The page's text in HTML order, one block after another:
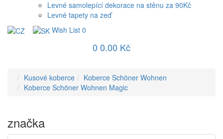
Levné samolepící dekorace na stěnu za 90Kč
Levné tapety na zeď
Wish List 0
0 0.00 Kč
Kusové koberce
Koberce Schöner Wohnen
Koberce Schöner Wohnen Magic
značka